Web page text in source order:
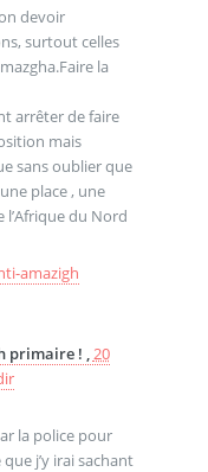
devoir
surtout celles
la
arrêter de faire
mais
sans oublier que
place , une
l’Afrique du Nord
amazigh
primaire ! ,20
la police pour
j’y irai sachant